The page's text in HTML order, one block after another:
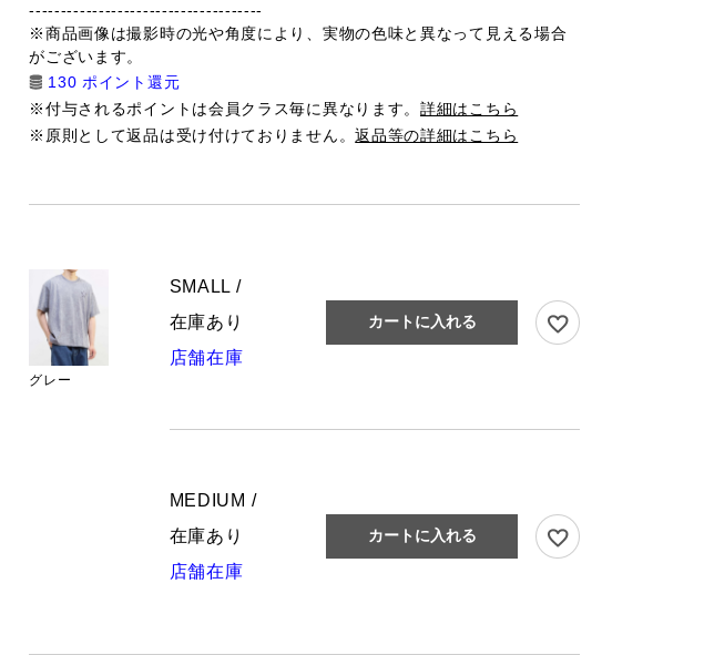
-------------------------------------
※商品画像は撮影時の光や角度により、実物の色味と異なって見える場合
がございます。
130 ポイント還元
※付与されるポイントは会員クラス毎に異なります。詳細はこちら
※原則として返品は受け付けておりません。返品等の詳細はこちら
グレー
SMALL /
在庫あり
店舗在庫
カートに入れる
MEDIUM /
在庫あり
店舗在庫
カートに入れる